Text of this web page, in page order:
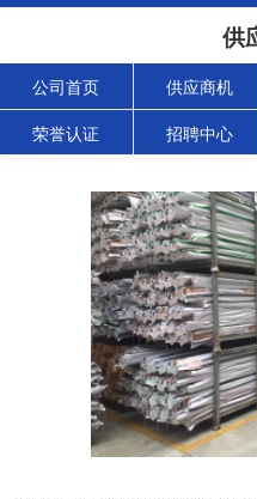
供
公司首页 供应商机
荣誉认证 招聘中心